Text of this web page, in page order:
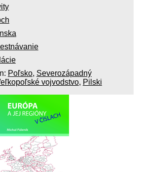
Poľsko, Severozápadný
vojvodstvo, Pilski